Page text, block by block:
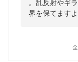
。乱反射やギ
界を保てます